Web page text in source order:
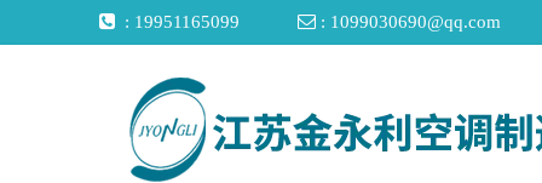
 : 19951165099  : 1099030690@qq.com